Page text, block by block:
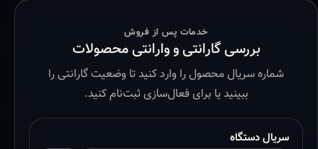
خدمات پس از فروش
بررسی گارانتی و وارانتی محصولات
شماره سریال محصول را وارد کنید تا وضعیت گارانتی را
ببینید یا برای فعال‌سازی ثبت‌نام کنید.
سریال دستگاه